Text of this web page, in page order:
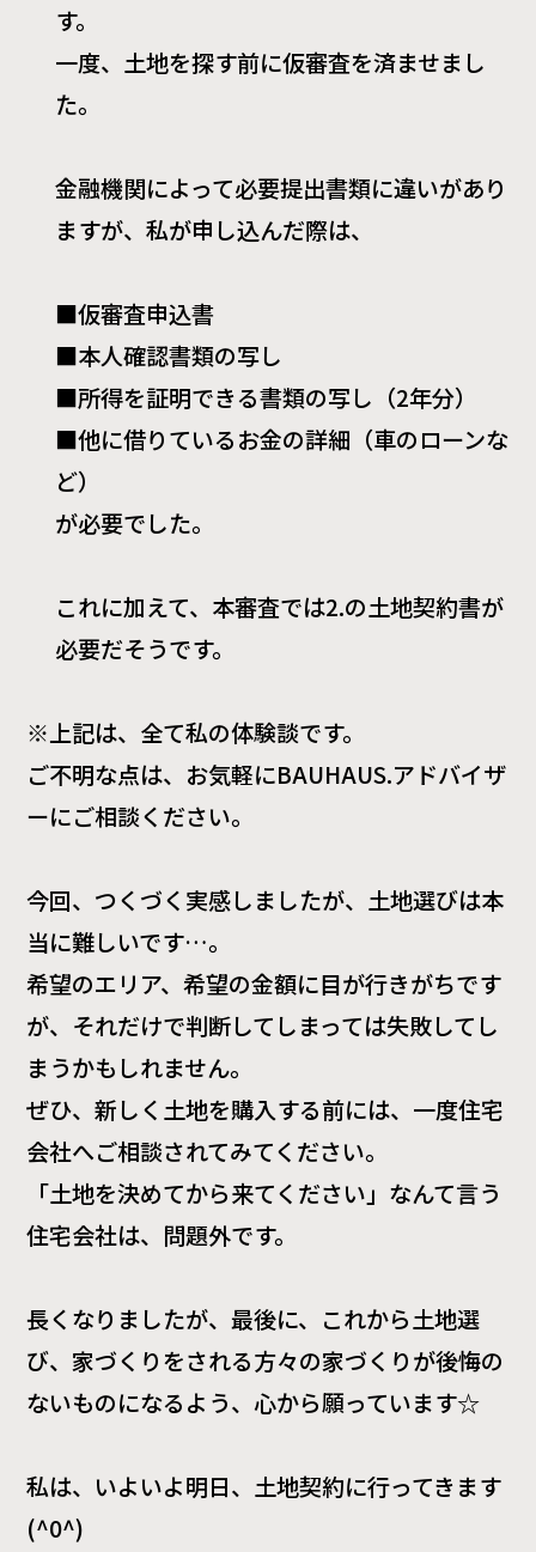
す。
一度、土地を探す前に仮審査を済ませまし
た。
金融機関によって必要提出書類に違いがあり
ますが、私が申し込んだ際は、
■仮審査申込書
■本人確認書類の写し
■所得を証明できる書類の写し（2年分）
■他に借りているお金の詳細（車のローンな
ど）
が必要でした。
これに加えて、本審査では2.の土地契約書が
必要だそうです。
※上記は、全て私の体験談です。
ご不明な点は、お気軽にBAUHAUS.アドバイザ
ーにご相談ください。
今回、つくづく実感しましたが、土地選びは本
当に難しいです…。
希望のエリア、希望の金額に目が行きがちです
が、それだけで判断してしまっては失敗してし
まうかもしれません。
ぜひ、新しく土地を購入する前には、一度住宅
会社へご相談されてみてください。
「土地を決めてから来てください」なんて言う
住宅会社は、問題外です。
長くなりましたが、最後に、これから土地選
び、家づくりをされる方々の家づくりが後悔の
ないものになるよう、心から願っています☆
私は、いよいよ明日、土地契約に行ってきます
(^0^)